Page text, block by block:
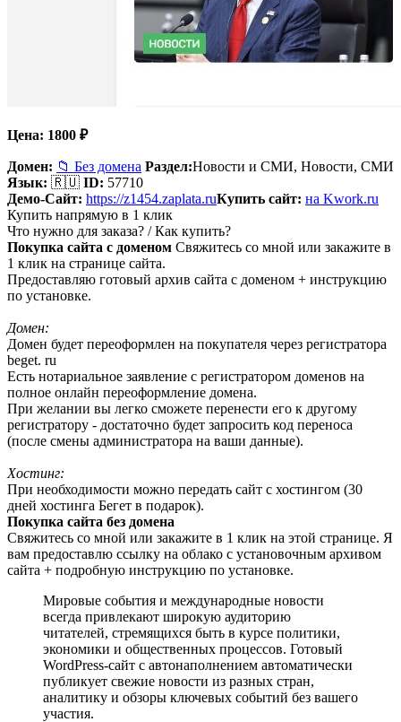
Цена: 1800 ₽
Домен: 📁 Без домена Раздел:Новости и СМИ, Новости, СМИ
Язык: 🇷🇺 ID: 57710
Демо-Сайт: https://z1454.zaplata.ruКупить сайт: на Kwork.ru
Купить напрямую в 1 клик
Что нужно для заказа? / Как купить?
Покупка сайта с доменом Свяжитесь со мной или закажите в
1 клик на странице сайта.
Предоставляю готовый архив сайта с доменом + инструкцию
по установке.
Домен:
Домен будет переоформлен на покупателя через регистратора
beget. ru
Есть нотариальное заявление с регистратором доменов на
полное онлайн переоформление домена.
При желании вы легко сможете перенести его к другому
регистратору - достаточно будет запросить код переноса
(после смены администратора на ваши данные).
Хостинг:
При необходимости можно передать сайт с хостингом (30
дней хостинга Бегет в подарок).
Покупка сайта без домена
Свяжитесь со мной или закажите в 1 клик на этой странице. Я
вам предоставлю ссылку на облако с установочным архивом
сайта + подробную инструкцию по установке.
Мировые события и международные новости
всегда привлекают широкую аудиторию
читателей, стремящихся быть в курсе политики,
экономики и общественных процессов. Готовый
WordPress-сайт с автонаполнением автоматически
публикует свежие новости из разных стран,
аналитику и обзоры ключевых событий без вашего
участия.